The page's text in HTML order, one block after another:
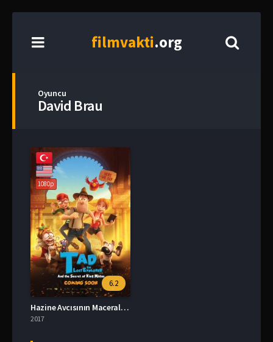
filmvakti.org
Oyuncu
David Brau
1080p
6.2
Hazine Avcısının Maceraları 2 izle
2017